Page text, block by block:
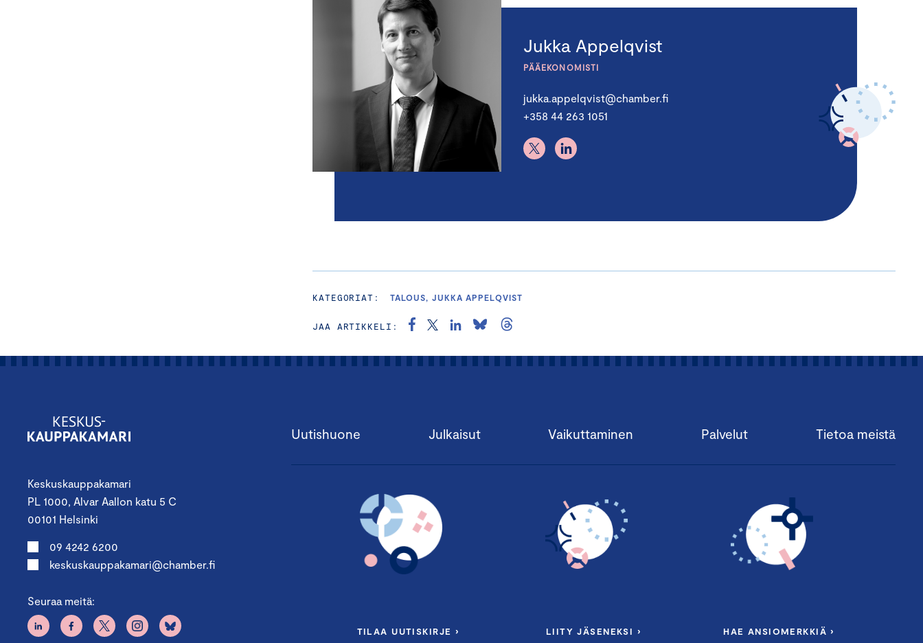
Jukka Appelqvist
PÄÄEKONOMISTI
jukka.appelqvist@chamber.fi
+358 44 263 1051
KATEGORIAT: TALOUS, JUKKA APPELQVIST
JAA ARTIKKELI:
Keskuskauppakamari
PL 1000, Alvar Aallon katu 5 C
00101 Helsinki
09 4242 6200
keskuskauppakamari@chamber.fi
Seuraa meitä:
Uutishuone Julkaisut Vaikuttaminen Palvelut Tietoa meistä
TILAA UUTISKIRJE › LIITY JÄSENEKSI › HAE ANSIOMERKKIÄ ›